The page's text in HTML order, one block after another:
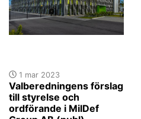
1 mar 2023
Valberedningens förslag
till styrelse och
ordförande i MilDef